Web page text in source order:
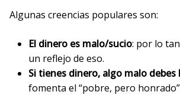
Algunas creencias populares son:
El dinero es malo/sucio: por lo
un reflejo de eso.
Si tienes dinero, algo malo debes
fomenta el “pobre, pero